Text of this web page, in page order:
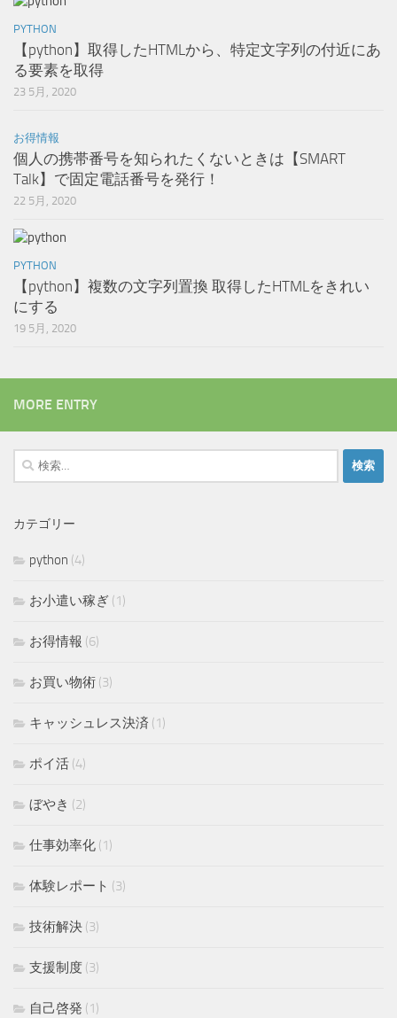
PYTHON
【python】取得したHTMLから、特定文字列の付近にあ
る要素を取得
23 5月, 2020
お得情報
個人の携帯番号を知られたくないときは【SMART
Talk】で固定電話番号を発行！
22 5月, 2020
PYTHON
【python】複数の文字列置換 取得したHTMLをきれい
にする
19 5月, 2020
MORE ENTRY
検
索:
カテゴリー
python (4)
お小遣い稼ぎ (1)
お得情報 (6)
お買い物術 (3)
キャッシュレス決済 (1)
ポイ活 (4)
ぼやき (2)
仕事効率化 (1)
体験レポート (3)
技術解決 (3)
支援制度 (3)
自己啓発 (1)